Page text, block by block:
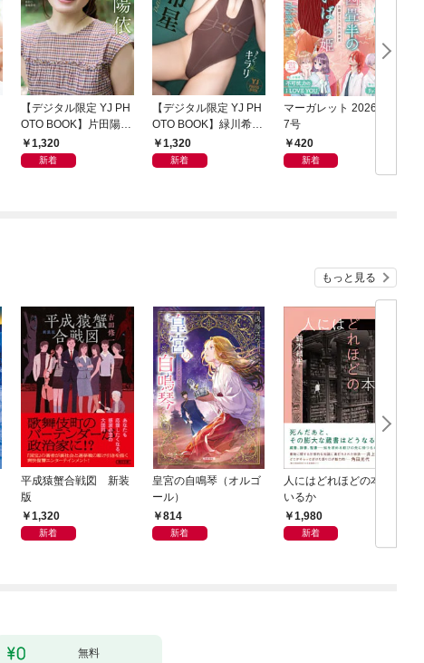
【デジタル限定 YJ PH
OTO BOOK】片田陽依
写真集「羽色日和」
1,320
新着
【デジタル限定 YJ PH
OTO BOOK】緑川希星
写真集「きらら、キラ
リ」
1,320
新着
マーガレット 2026年1
7号
420
新着
もっと見る
平成猿蟹合戦図 新装
版
1,320
新着
皇宮の自鳴琴（オルゴ
ール）
814
新着
人にはどれほどの本が
いるか
1,980
新着
無料